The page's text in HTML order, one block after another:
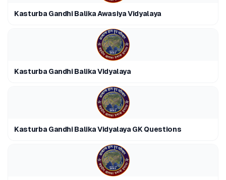
Kasturba Gandhi Balika Awasiya Vidyalaya
Kasturba Gandhi Balika Vidyalaya
Kasturba Gandhi Balika Vidyalaya GK Questions